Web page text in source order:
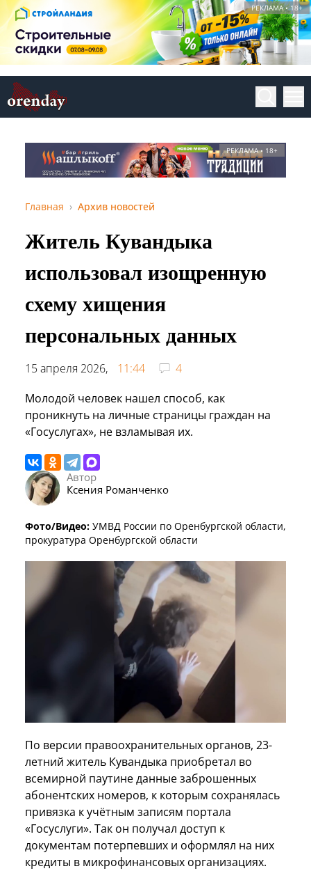
РЕКЛАМА • 18+
РЕКЛАМА • 18+
Главная Архив новостей
Житель Кувандыка
использовал изощренную
схему хищения
персональных данных
15 апреля 2026, 11:44
4
Молодой человек нашел способ, как
проникнуть на личные страницы граждан на
«Госуслугах», не взламывая их.
Автор
Ксения Романченко
Фото/Видео: УМВД России по Оренбургской области,
прокуратура Оренбургской области
По версии правоохранительных органов, 23-
летний житель Кувандыка приобретал во
всемирной паутине данные заброшенных
абонентских номеров, к которым сохранялась
привязка к учётным записям портала
«Госуслуги». Так он получал доступ к
документам потерпевших и оформлял на них
кредиты в микрофинансовых организациях.